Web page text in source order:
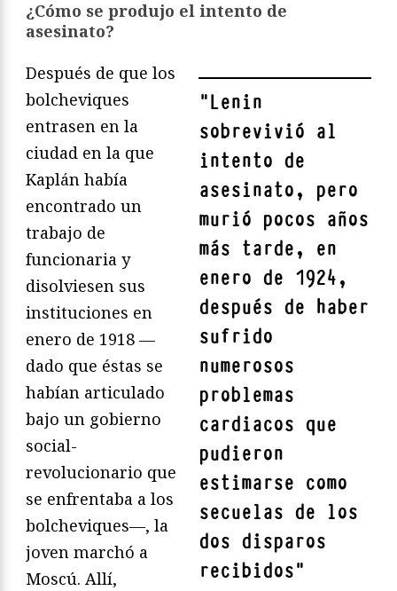
¿Cómo se produjo el intento de
asesinato?
"Lenin
sobrevivió al
intento de
asesinato, pero
murió pocos años
más tarde, en
enero de 1924,
después de haber
sufrido
numerosos
problemas
cardiacos que
pudieron
estimarse como
secuelas de los
dos disparos
recibidos"
Después de que los
bolcheviques
entrasen en la
ciudad en la que
Kaplán había
encontrado un
trabajo de
funcionaria y
disolviesen sus
instituciones en
enero de 1918 —
dado que éstas se
habían articulado
bajo un gobierno
social-
revolucionario que
se enfrentaba a los
bolcheviques—, la
joven marchó a
Moscú. Allí,